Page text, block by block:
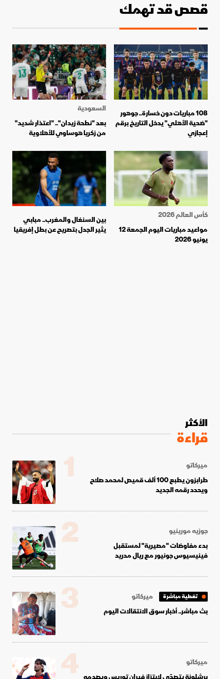
قصص قد تهمك
108 مباريات دون خسارة.. جوهور
"ضحية الأهلي" يدخل التاريخ برقم
إعجازي
السعودية
بعد "نطحة زيدان".. "اعتذار شديد"
من زكريا هوساوي للأهلاوية
كأس العالم 2026
مواعيد مباريات اليوم الجمعة 12
يونيو 2026
بين السنغال والمغرب.. مبابي
يثير الجدل بتصريح عن بطل إفريقيا
الأكثر
قراءة
ميركاتو
طرابزون يطبع 100 ألف قميص لمحمد صلاح
ويحدد رقمه الجديد
1
جوزيه مورينيو
بدء مفاوضات "مصيرية" لمستقبل
فينيسيوس جونيور مع ريال مدريد
2
تغطية مباشرة
ميركاتو
بث مباشر.. أخبار سوق الانتقالات اليوم
3
ميركاتو
4